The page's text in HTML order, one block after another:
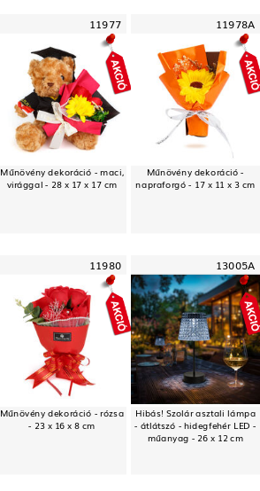
11977
Műnövény dekoráció - maci,
virággal - 28 x 17 x 17 cm
11978A
Műnövény dekoráció -
napraforgó - 17 x 11 x 3 cm
11980
Műnövény dekoráció - rózsa
- 23 x 16 x 8 cm
13005A
Hibás! Szolár asztali lámpa
- átlátszó - hidegfehér LED -
műanyag - 26 x 12 cm